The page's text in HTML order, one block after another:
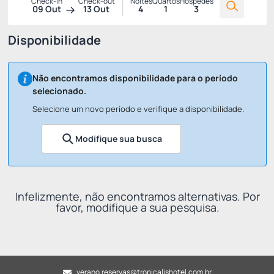
09 Out 13 Out 4 1 3
Disponibilidade
Não encontramos disponibilidade para o período
selecionado.
Selecione um novo período e verifique a disponibilidade.
Modifique sua busca
Infelizmente, não encontramos alternativas. Por
favor, modifique a sua pesquisa.
verano.reservas@tropicalishotel.com.br